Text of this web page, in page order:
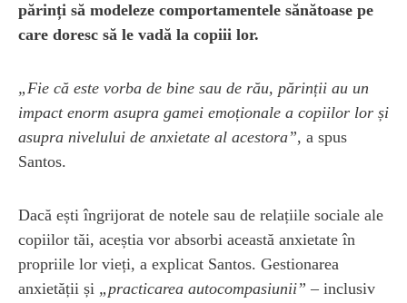
părinți să modeleze comportamentele sănătoase pe
care doresc să le vadă la copiii lor.
„Fie că este vorba de bine sau de rău, părinții au un
impact enorm asupra gamei emoționale a copiilor lor și
asupra nivelului de anxietate al acestora”, a spus
Santos.
Dacă ești îngrijorat de notele sau de relațiile sociale ale
copiilor tăi, aceștia vor absorbi această anxietate în
propriile lor vieți, a explicat Santos. Gestionarea
anxietății și „practicarea autocompasiunii” – inclusiv